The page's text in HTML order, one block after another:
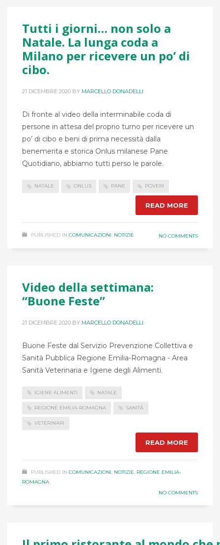
Tutti i giorni… non solo a
Natale. La lunga coda a
Milano per ricevere un po’ di
cibo.
21 DICEMBRE 2020 BY MARCELLO DONADELLI
Di fronte al video della interminabile coda di
persone in attesa del proprio turno per ricevere un
po’ di cibo e beni di prima necessità dalla
benemerita e storica Onlus milanese Pane
Quotidiano, abbiamo tutti perso le parole.
NATALE ONLUS PANE POVERI
READ MORE
PUBLISHED IN COMUNICAZIONI NOTIZIE NO COMMENTS
Video della settimana:
“Buone Feste”
21 DICEMBRE 2020 BY MARCELLO DONADELLI
Buone Feste dal Servizio Prevenzione Collettiva e
Sanità Pubblica Regione Emilia-Romagna - Area
Sanità Veterinaria e Igiene degli Alimenti.
IGIENE ALIMENTI NATALE
REGIONE EMILIA-ROMAGNA SANITÀ
VETERINARI
READ MORE
PUBLISHED IN COMUNICAZIONI, NOTIZIE, REGIONE EMILIA-
ROMAGNA
NO COMMENTS